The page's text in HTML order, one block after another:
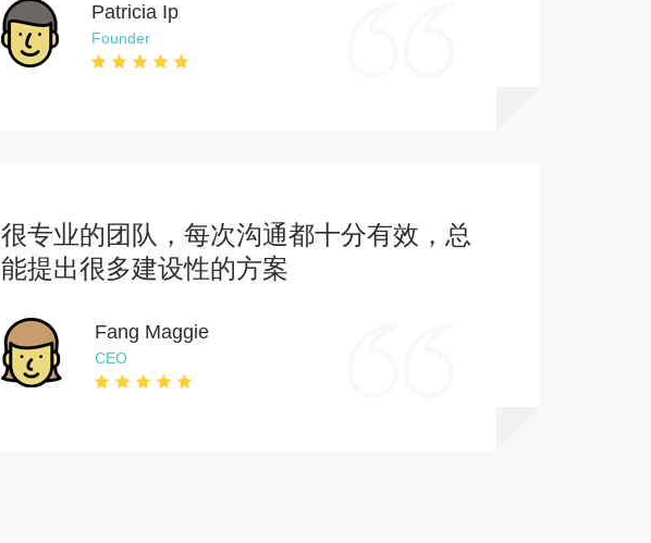
Patricia Ip
Founder
很专业的团队，每次沟通都十分有效，总
能提出很多建设性的方案
Fang Maggie
CEO